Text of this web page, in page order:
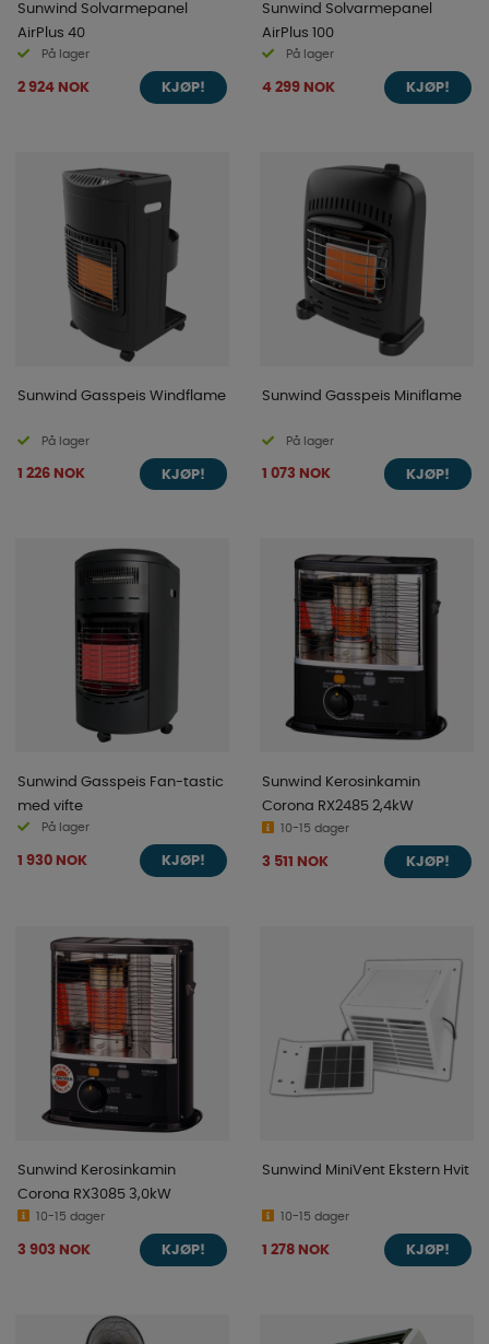
Sunwind Solvarmepanel
AirPlus 40
På lager
2 924 NOK KJØP!
Sunwind Solvarmepanel
AirPlus 100
På lager
4 299 NOK KJØP!
Sunwind Gasspeis Windflame
På lager
1 226 NOK KJØP!
Sunwind Gasspeis Miniflame
På lager
1 073 NOK KJØP!
Sunwind Gasspeis Fan-tastic
med vifte
På lager
1 930 NOK KJØP!
Sunwind Kerosinkamin
Corona RX2485 2,4kW
10-15 dager
3 511 NOK KJØP!
Sunwind Kerosinkamin
Corona RX3085 3,0kW
10-15 dager
3 903 NOK KJØP!
Sunwind MiniVent Ekstern Hvit
10-15 dager
1 278 NOK KJØP!